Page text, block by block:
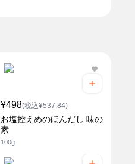
¥498(税込¥537.84)
お塩控えめのほんだし 味の
素
100g